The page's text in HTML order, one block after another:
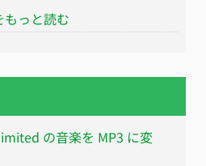
っと読む
の音楽を MP3 に変